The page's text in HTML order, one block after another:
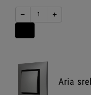
− +
Aria